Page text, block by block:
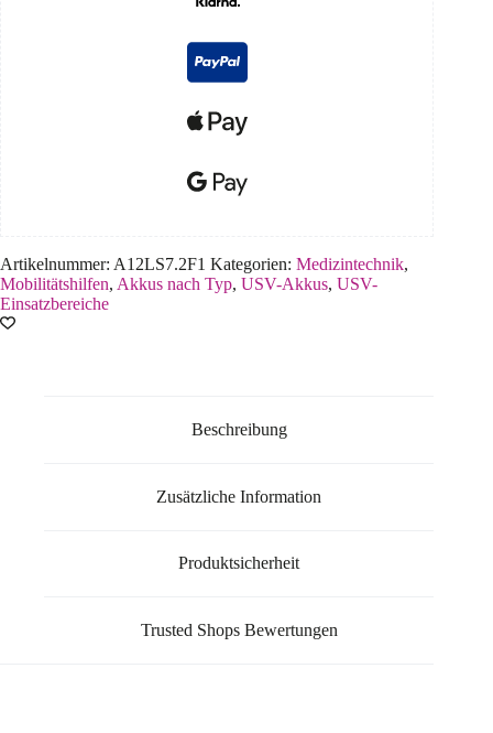
Artikelnummer: A12LS7.2F1 Kategorien: Medizintechnik,
Mobilitätshilfen, Akkus nach Typ, USV-Akkus, USV-
Einsatzbereiche
Beschreibung
Zusätzliche Information
Produktsicherheit
Trusted Shops Bewertungen